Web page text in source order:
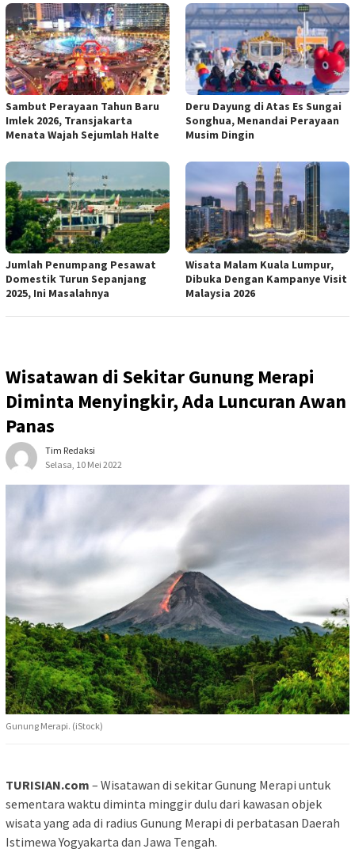
Sambut Perayaan Tahun Baru
Imlek 2026, Transjakarta
Menata Wajah Sejumlah Halte
Deru Dayung di Atas Es Sungai
Songhua, Menandai Perayaan
Musim Dingin
Jumlah Penumpang Pesawat
Domestik Turun Sepanjang
2025, Ini Masalahnya
Wisata Malam Kuala Lumpur,
Dibuka Dengan Kampanye Visit
Malaysia 2026
Wisatawan di Sekitar Gunung Merapi
Diminta Menyingkir, Ada Luncuran Awan
Panas
Tim Redaksi
Selasa, 10 Mei 2022
Gunung Merapi. (iStock)
TURISIAN.com – Wisatawan di sekitar Gunung Merapi untuk
sementara waktu diminta minggir dulu dari kawasan objek
wisata yang ada di radius Gunung Merapi di perbatasan Daerah
Istimewa Yogyakarta dan Jawa Tengah.